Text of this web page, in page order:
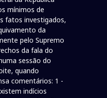
mínimos de
fatos investigados,
da
pelo Supremo
da fala do
sessão do
quando
comentários: 1 -
indícios